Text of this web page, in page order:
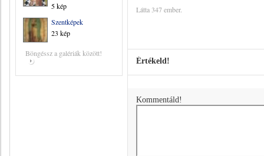
5 kép
Szentképek
23 kép
Böngéssz a galériák között!
Látta 347 ember.
Értékeld!
Kommentáld!